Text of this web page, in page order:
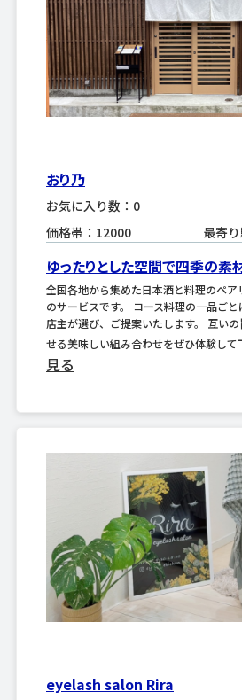
おり乃
お気に入り数：0
価格帯：12000
最寄
ゆったりとした空間で四季の素
全国各地から集めた日本酒と料理のペ
のサービスです。 コース料理の一品ご
店主が選び、ご提案いたします。 互い
せる美味しい組み合わせをぜひ体験して
見る
eyelash salon Rira